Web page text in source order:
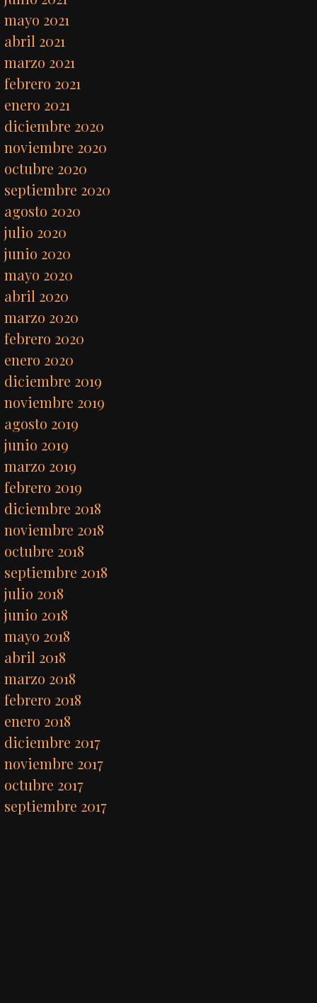
mayo 2021
abril 2021
marzo 2021
febrero 2021
enero 2021
diciembre 2020
noviembre 2020
octubre 2020
septiembre 2020
agosto 2020
julio 2020
junio 2020
mayo 2020
abril 2020
marzo 2020
febrero 2020
enero 2020
diciembre 2019
noviembre 2019
agosto 2019
junio 2019
marzo 2019
febrero 2019
diciembre 2018
noviembre 2018
octubre 2018
septiembre 2018
julio 2018
junio 2018
mayo 2018
abril 2018
marzo 2018
febrero 2018
enero 2018
diciembre 2017
noviembre 2017
octubre 2017
septiembre 2017